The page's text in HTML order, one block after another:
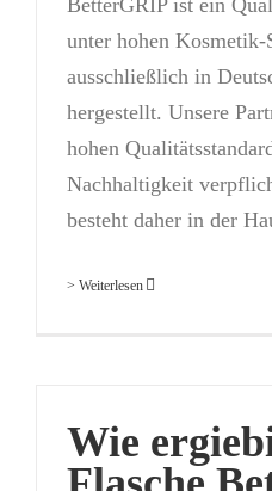
BetterGRIP ist ein
unter hohen Kosmetik-
ausschließlich in
hergestellt. Unsere
hohen
Nachhaltigkeit
besteht daher in der
> Weiterlesen
Wie